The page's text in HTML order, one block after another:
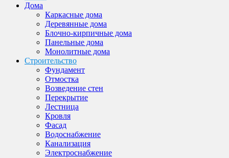
Дома
Каркасные дома
Деревянные дома
Блочно-кирпичные дома
Панельные дома
Монолитные дома
Строительство
Фундамент
Отмостка
Возведение стен
Перекрытие
Лестница
Кровля
Фасад
Водоснабжение
Канализация
Электроснабжение